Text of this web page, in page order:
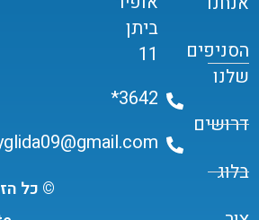
הסניפים
שלנו
דרושים
בלוג
ביתן
11
3642*
© כל